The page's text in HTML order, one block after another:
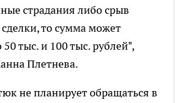
страдания либо срыв
то сумма может
50 тыс. и 100 тыс. рублей",
Плетнева.
не планирует обращаться в